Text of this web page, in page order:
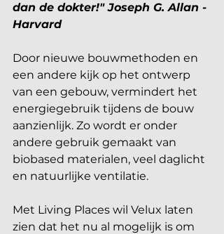
dan de dokter!" Joseph G. Allan -
Harvard
Door nieuwe bouwmethoden en
een andere kijk op het ontwerp
van een gebouw, vermindert het
energiegebruik tijdens de bouw
aanzienlijk. Zo wordt er onder
andere gebruik gemaakt van
biobased materialen, veel daglicht
en natuurlijke ventilatie.
Met Living Places wil Velux laten
zien dat het nu al mogelijk is om